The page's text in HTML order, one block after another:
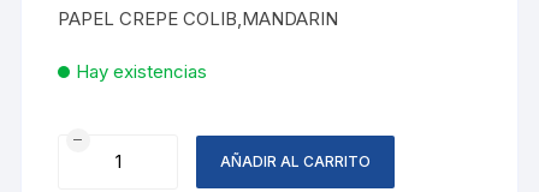
PAPEL CREPE COLIB,MANDARIN
Hay existencias
PAPEL
AÑADIR AL CARRITO